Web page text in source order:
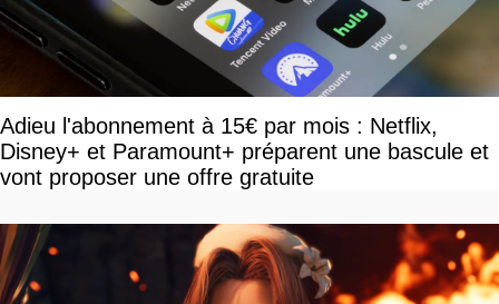
Adieu l'abonnement à 15€ par mois : Netflix,
Disney+ et Paramount+ préparent une bascule et
vont proposer une offre gratuite